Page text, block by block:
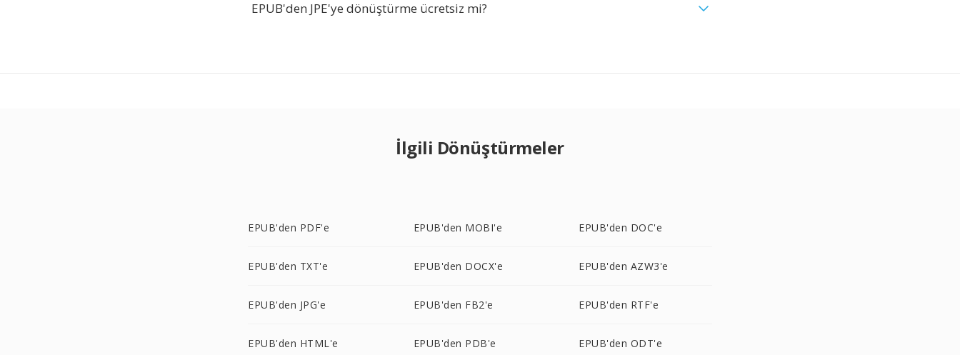
EPUB'den JPE'ye dönüştürme ücretsiz mi?
İlgili Dönüştürmeler
EPUB'den PDF'e EPUB'den MOBI'e EPUB'den DOC'e
EPUB'den TXT'e EPUB'den DOCX'e EPUB'den AZW3'e
EPUB'den JPG'e EPUB'den FB2'e EPUB'den RTF'e
EPUB'den HTML'e EPUB'den PDB'e EPUB'den ODT'e